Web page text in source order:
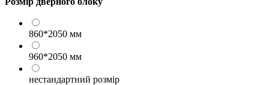
860*2050 мм
960*2050 мм
нестандартний розмір